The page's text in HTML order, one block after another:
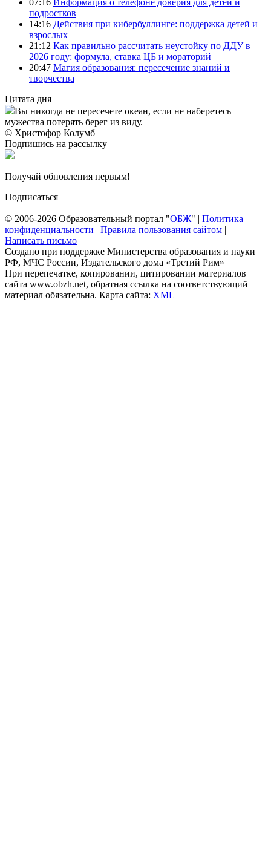
подростков
14:16 Действия при кибербуллинге: поддержка детей и
взрослых
21:12 Как правильно рассчитать неустойку по ДДУ в
2026 году: формула, ставка ЦБ и мораторий
20:47 Магия образования: пересечение знаний и
творчества
Цитата дня
Вы никогда не пересечете океан, если не наберетесь
мужества потерять берег из виду.
© Христофор Колумб
Подпишись на рассылку
Получай обновления первым!
Подписаться
© 2006-2026 Образовательный портал "ОБЖ" | Политика
конфиденциальности | Правила пользования сайтом |
Написать письмо
Создано при поддержке Министерства образования и науки
РФ, МЧС России, Издательского дома «Третий Рим»
При перепечатке, копировании, цитировании материалов
сайта www.obzh.net, обратная ссылка на соответствующий
материал обязательна. Карта сайта: XML